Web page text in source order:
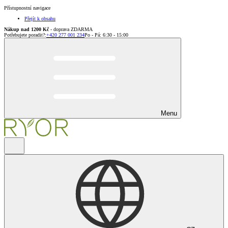
Přístupnostní navigace
Přejít k obsahu
Nákup nad 1200 Kč - doprava ZDARMA
Potřebujete poradit?:+420 277 001 234Po - Pá: 6:30 - 15:00
Menu